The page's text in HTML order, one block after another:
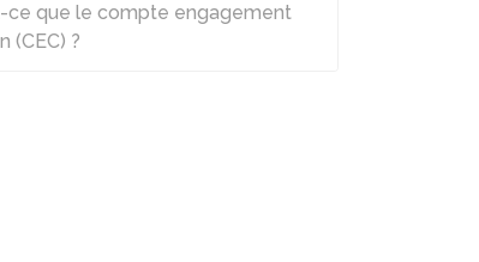
nationale
ce que le compte engagement
(CEC) ?